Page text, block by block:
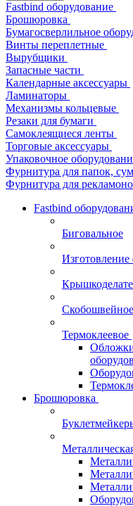
Fastbind оборудование
Брошюровка
Бумагосверлильное
Винты переплетные
Вырубщики
Запасные части
Календарные аксессуары
Ламинаторы
Механизмы кольцевые
Резаки для бумаги
Самоклеящиеся ленты
Торговые аксессуары
Упаковочное
Фурнитура для папок,
Фурнитура для
Fastbind
Биговальное
Скобошвейное
Термоклеевое
Брошюровка